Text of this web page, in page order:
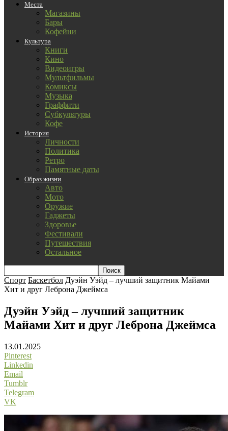
Места
Магазины
Бары
Кофейни
Культура
Книги
Кино
Видеоигры
Мультфильмы
Комиксы
Музыка
Граффити
Субкультуры
Кофе
История
Личности
Политика
Ретро
Памятные даты
Образ жизни
Авто
Мото
Оружие
Гаджеты
Здоровье
Фестивали
Путешествия
Остальное
Спорт Баскетбол Дуэйн Уэйд – лучший защитник Майами
Хит и друг Леброна Джеймса
Дуэйн Уэйд – лучший защитник
Майами Хит и друг Леброна Джеймса
13.01.2025
Pinterest
Linkedin
Email
Tumblr
Telegram
VK